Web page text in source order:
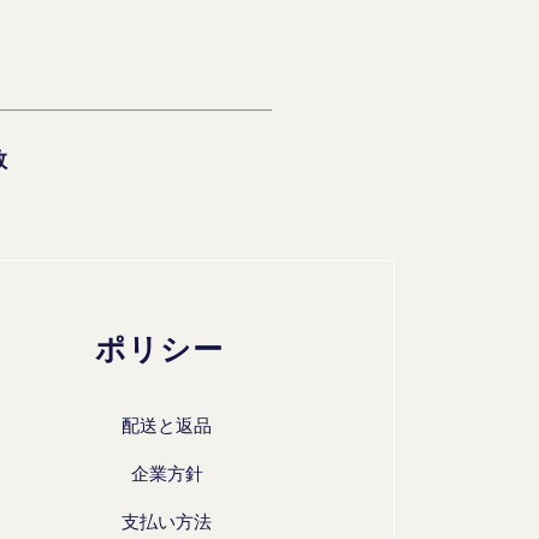
ポリシー
配送と返品
企業方針
支払い方法